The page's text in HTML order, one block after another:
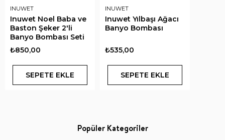
INUWET
Inuwet Noel Baba ve
Baston Şeker 2'li
Banyo Bombası Seti
₺850,00
SEPETE EKLE
INUWET
Inuwet Yılbaşı Ağacı
Banyo Bombası
₺535,00
SEPETE EKLE
Popüler Kategoriler